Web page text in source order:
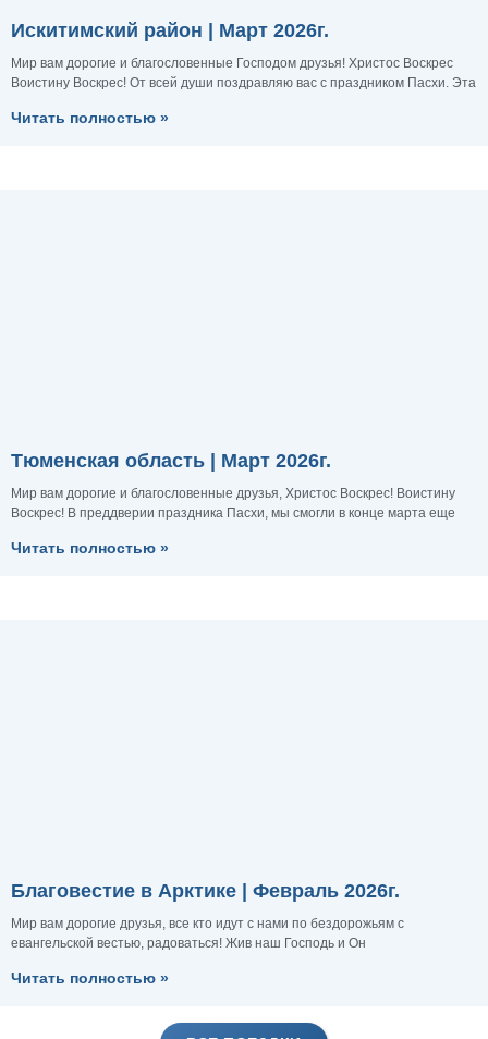
Искитимский район | Март 2026г.
Мир вам дорогие и благословенные Господом друзья! Христос Воскрес
Воистину Воскрес! От всей души поздравляю вас с праздником Пасхи. Эта
Читать полностью »
Тюменская область | Март 2026г.
Мир вам дорогие и благословенные друзья, Христос Воскрес! Воистину
Воскрес! В преддверии праздника Пасхи, мы смогли в конце марта еще
Читать полностью »
Благовестие в Арктике | Февраль 2026г.
Мир вам дорогие друзья, все кто идут с нами по бездорожьям с
евангельской вестью, радоваться! Жив наш Господь и Он
Читать полностью »